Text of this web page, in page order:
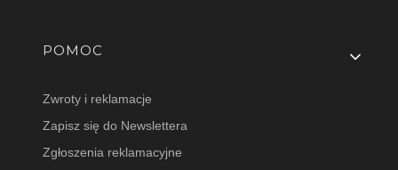
Linki w stopce
POMOC
Zwroty i reklamacje
Zapisz się do Newslettera
Zgłoszenia reklamacyjne